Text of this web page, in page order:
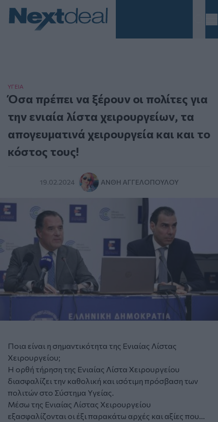
ΥΓΕΙΑ
Όσα πρέπει να ξέρουν οι πολίτες για
την ενιαία λίστα χειρουργείων, τα
απογευματινά χειρουργεία και και το
κόστος τους!
19.02.2024 ΑΝΘΉ ΑΓΓΕΛΟΠΟΎΛΟΥ
Ποια είναι η σημαντικότητα της Ενιαίας Λίστας
Χειρουργείου;
Η ορθή τήρηση της Ενιαίας Λίστα Χειρουργείου
διασφαλίζει την καθολική και ισότιμη πρόσβαση των
πολιτών στο Σύστημα Υγείας.
Μέσω της Ενιαίας Λίστας Χειρουργείου
εξασφαλίζονται οι έξι παρακάτω αρχές και αξίες που...